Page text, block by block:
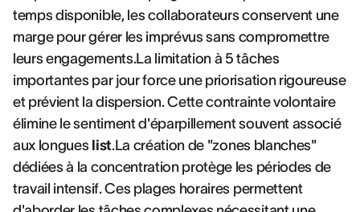
temps disponible, les collaborateurs conservent une
marge pour gérer les imprévus sans compromettre
leurs engagements.La limitation à 5 tâches
importantes par jour force une priorisation rigoureuse
et prévient la dispersion. Cette contrainte volontaire
élimine le sentiment d'éparpillement souvent associé
aux longues list.La création de "zones blanches"
dédiées à la concentration protège les périodes de
travail intensif. Ces plages horaires permettent